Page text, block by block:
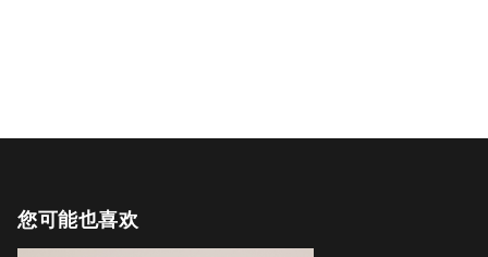
您可能也喜欢